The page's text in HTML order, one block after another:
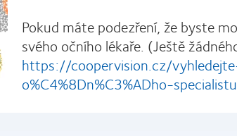
Pokud máte podezření, že byste
svého očního lékaře. (Ještě
https://coopervision.cz/
o%C4%8Dn%C3%ADho-specialistu